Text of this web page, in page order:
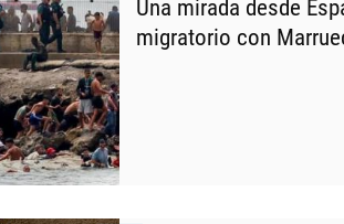
Una mirada desde
migratorio con